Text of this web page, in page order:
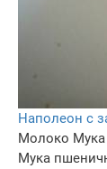
Наполеон с
Молоко
Мука